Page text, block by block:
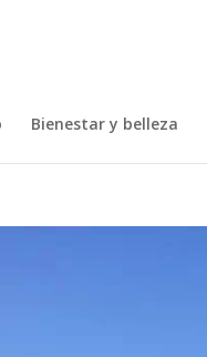
Bienestar y belleza